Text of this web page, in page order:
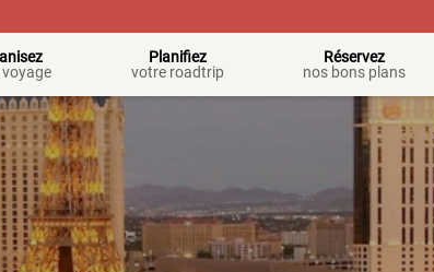
Planifiez
votre roadtrip
Réservez
nos bons plans